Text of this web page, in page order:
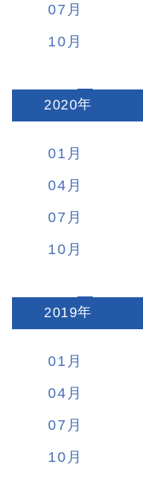
07
10
2020:
01
04
07
10
2019:
01
04
07
10